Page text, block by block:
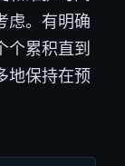
虑。有明确
个累积直到
地保持在预